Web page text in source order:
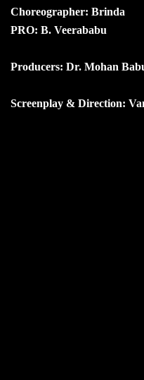
Choreographer: Brinda
PRO: B. Veerababu
Producers: Dr. Mohan
Screenplay & Direction: